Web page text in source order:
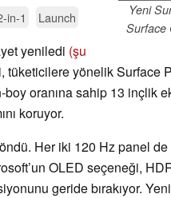
Yeni
Surface
in-1 Launch
yeniledi (şu
tüketicilere yönelik Surface
oranına sahip 13 inçlik
koruyor.
Her iki 120 Hz panel
OLED seçeneği,
geride bırakıyor.